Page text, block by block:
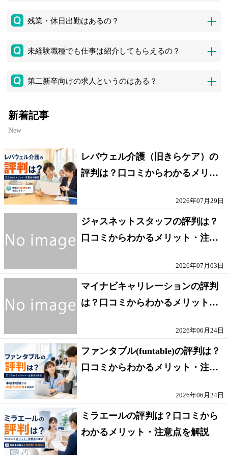
残業・休日出勤はあるの？
未経験職種でも仕事は紹介してもらえるの？
第二新卒向けの求人というのはある？
新着記事
New
レバウェル介護（旧きらケア）の
評判は？口コミからわかるメリッ
2026年07月29日
ジャスネットスタッフの評判は？
口コミからわかるメリット・注意
2026年07月03日
マイナビキャリレーションの評判
は？口コミからわかるメリット・
2026年06月24日
ファンタブル(funtable)の評判は？
口コミからわかるメリット・注意
2026年06月24日
ミラエールの評判は？口コミから
わかるメリット・注意点を解説